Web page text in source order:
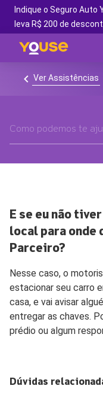
Indique o Seguro Auto
leva R$ 200 de
Ver Assistências
E se eu não
local para onde
Parceiro?
Nesse caso, o
estacionar seu carro
casa, e vai avisar
entregar as chaves.
prédio ou algum
Dúvidas